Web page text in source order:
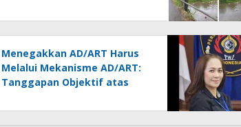
Kontrol Pemerintah
Dipertanyakan
Menegakkan AD/ART Harus
Melalui Mekanisme AD/ART:
Tanggapan Objektif atas
AD/ART vs Konspirasi